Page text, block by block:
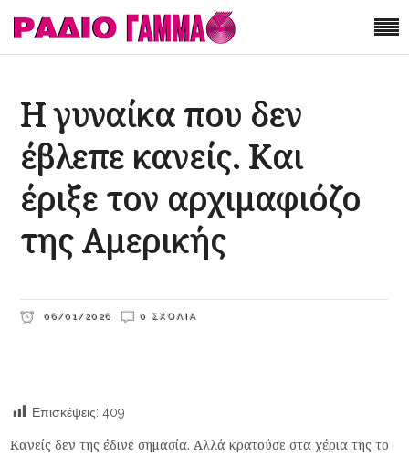
Η γυναίκα που δεν
έβλεπε κανείς. Και
έριξε τον αρχιμαφιόζο
της Αμερικής
06/01/2026 0 ΣΧΌΛΙΑ
Επισκέψεις: 409
Κανείς δεν της έδινε σημασία. Αλλά κρατούσε στα χέρια της το